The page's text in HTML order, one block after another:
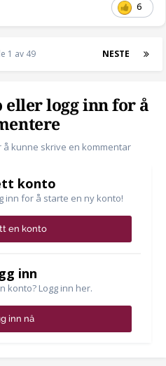
6
NESTE
1 av 49
eller logg inn for å
kunne skrive en kommentar
konto
inn for å starte en ny konto!
en konto
inn
konto? Logg inn her.
inn nå